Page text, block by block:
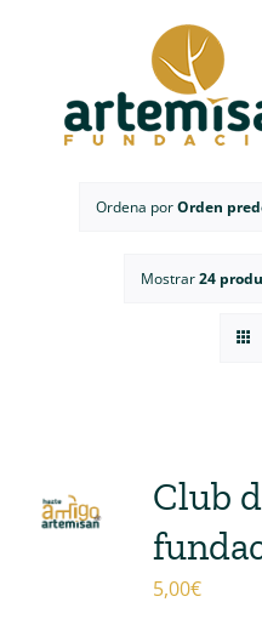
Ordena porOrden
Mostrar24
Club
5,00€